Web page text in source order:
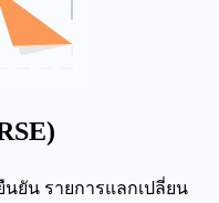
ยัน รายการแลกเปลี่ยน